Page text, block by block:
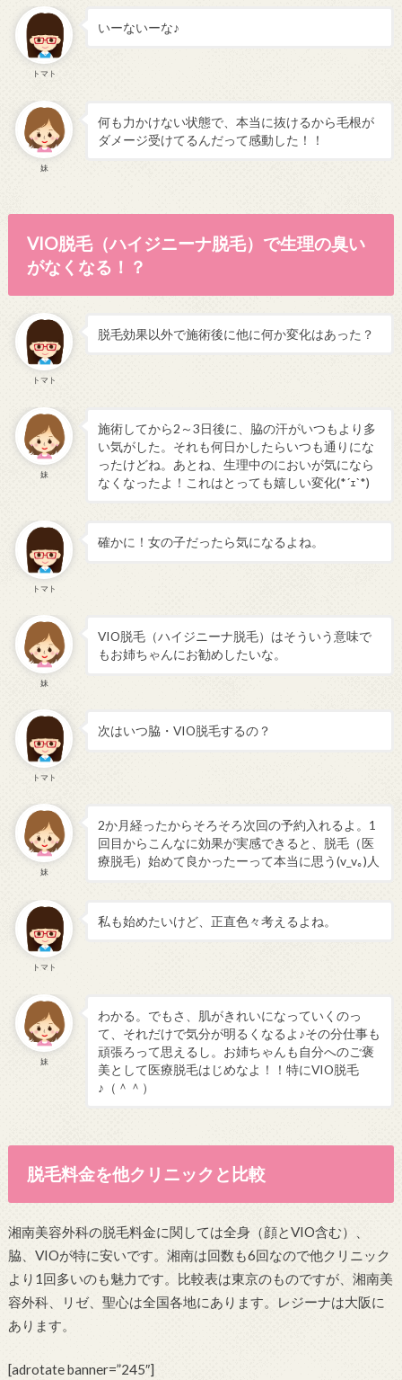
トマト
いーないーな♪
妹
何も力かけない状態で、本当に抜けるから毛根が
ダメージ受けてるんだって感動した！！
VIO脱毛（ハイジニーナ脱毛）で生理の臭い
がなくなる！？
トマト
脱毛効果以外で施術後に他に何か変化はあった？
妹
施術してから2～3日後に、脇の汗がいつもより多
い気がした。それも何日かしたらいつも通りにな
ったけどね。あとね、生理中のにおいが気になら
なくなったよ！これはとっても嬉しい変化(*´ｪ`*)
トマト
確かに！女の子だったら気になるよね。
妹
VIO脱毛（ハイジニーナ脱毛）はそういう意味で
もお姉ちゃんにお勧めしたいな。
トマト
次はいつ脇・VIO脱毛するの？
妹
2か月経ったからそろそろ次回の予約入れるよ。1
回目からこんなに効果が実感できると、脱毛（医
療脱毛）始めて良かったーって本当に思う(v_v｡)人
トマト
私も始めたいけど、正直色々考えるよね。
妹
わかる。でもさ、肌がきれいになっていくのっ
て、それだけで気分が明るくなるよ♪その分仕事も
頑張ろって思えるし。お姉ちゃんも自分へのご褒
美として医療脱毛はじめなよ！！特にVIO脱毛
♪（＾＾）
脱毛料金を他クリニックと比較
湘南美容外科の脱毛料金に関しては全身（顔とVIO含む）、
脇、VIOが特に安いです。湘南は回数も6回なので他クリニック
より1回多いのも魅力です。比較表は東京のものですが、湘南美
容外科、リゼ、聖心は全国各地にあります。レジーナは大阪に
あります。
[adrotate banner=”245″]